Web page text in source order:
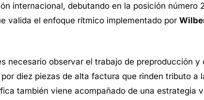
internacional, debutando en la posición número
valida el enfoque rítmico implementado por
necesario observar el trabajo de preproducción y
diez piezas de alta factura que rinden tributo a
también viene acompañado de una estrategia